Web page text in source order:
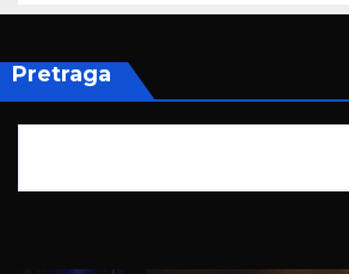
Pretraga